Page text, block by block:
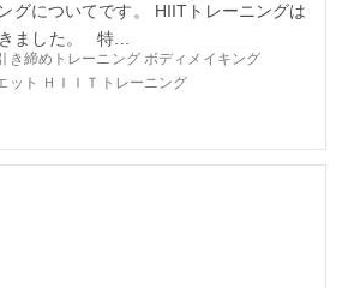
グについてです。 HIITトレーニングは
ました。 特...
き締めトレーニング ボディメイキング
ット ＨＩＩＴトレーニング